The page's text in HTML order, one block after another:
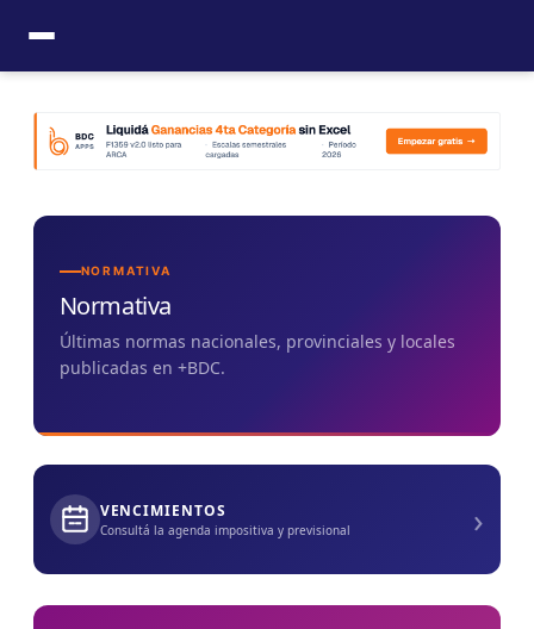
contenido
NORMATIVA
Normativa
Últimas normas nacionales, provinciales y locales
publicadas en +BDC.
VENCIMIENTOS
Consultá la agenda impositiva y previsional ›